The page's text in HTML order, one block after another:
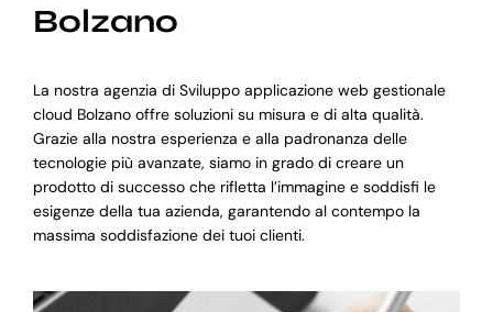
Bolzano
La nostra agenzia di Sviluppo applicazione web gestionale
cloud Bolzano offre soluzioni su misura e di alta qualità.
Grazie alla nostra esperienza e alla padronanza delle
tecnologie più avanzate, siamo in grado di creare un
prodotto di successo che rifletta l’immagine e soddisfi le
esigenze della tua azienda, garantendo al contempo la
massima soddisfazione dei tuoi clienti.